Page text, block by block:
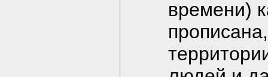
времени)